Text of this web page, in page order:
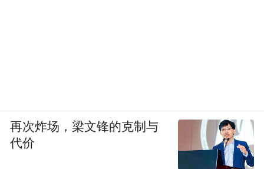
再次炸场，梁文锋的克制与
代价